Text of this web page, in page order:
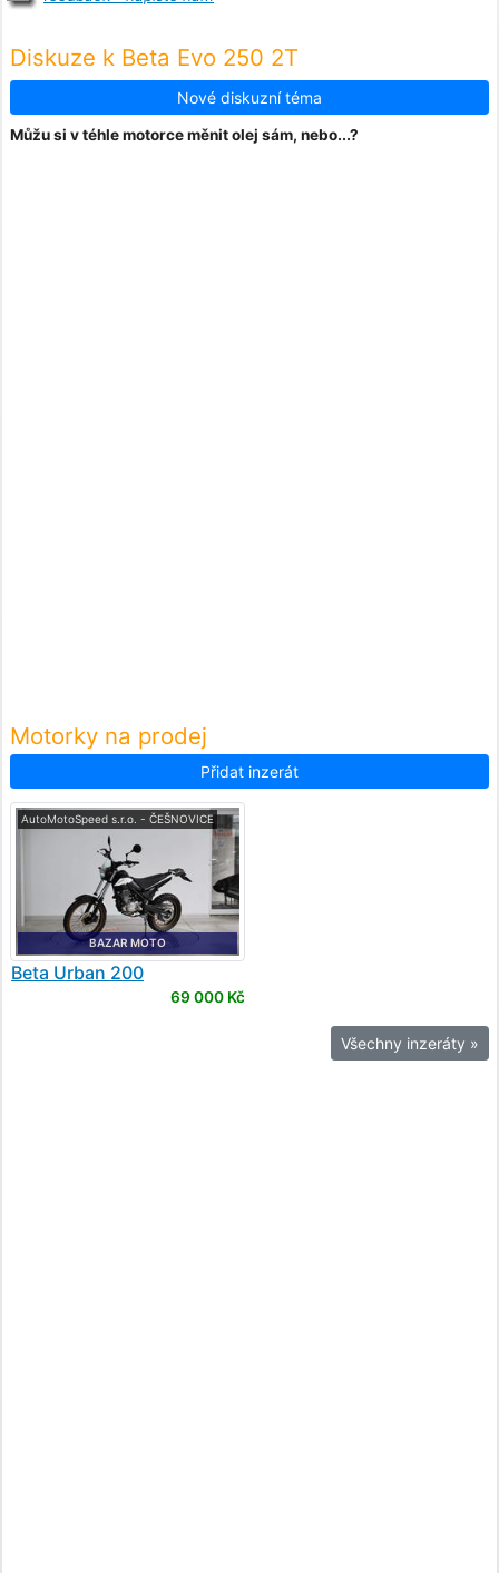
Diskuze k Beta Evo 250 2T
Nové diskuzní téma
Můžu si v téhle motorce měnit olej sám, nebo...?
Motorky na prodej
Přidat inzerát
AutoMotoSpeed s.r.o. - ČEŠNOVICE
BAZAR MOTO
Beta Urban 200
69 000 Kč
Všechny inzeráty »